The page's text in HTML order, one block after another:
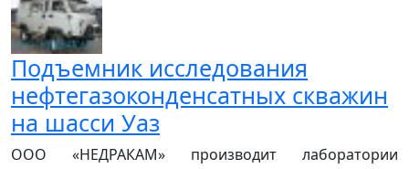
Подъемник исследования
нефтегазоконденсатных скважин
на шасси Уаз
ООО «НЕДРАКАМ» производит лаборатории